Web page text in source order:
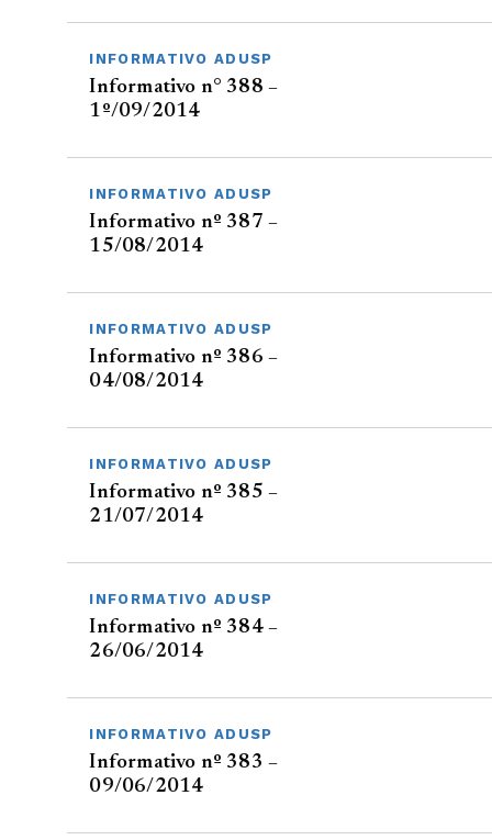
INFORMATIVO ADUSP
Informativo n° 388 –
1º/09/2014
INFORMATIVO ADUSP
Informativo nº 387 –
15/08/2014
INFORMATIVO ADUSP
Informativo nº 386 –
04/08/2014
INFORMATIVO ADUSP
Informativo nº 385 –
21/07/2014
INFORMATIVO ADUSP
Informativo nº 384 –
26/06/2014
INFORMATIVO ADUSP
Informativo nº 383 –
09/06/2014